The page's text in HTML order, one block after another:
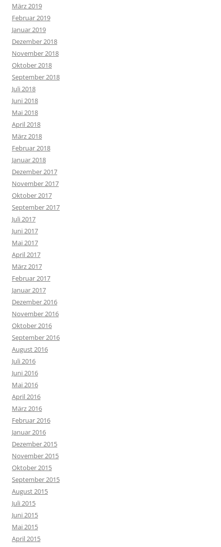
März 2019
Februar 2019
Januar 2019
Dezember 2018
November 2018
Oktober 2018
September 2018
Juli 2018
Juni 2018
Mai 2018
April 2018
März 2018
Februar 2018
Januar 2018
Dezember 2017
November 2017
Oktober 2017
September 2017
Juli 2017
Juni 2017
Mai 2017
April 2017
März 2017
Februar 2017
Januar 2017
Dezember 2016
November 2016
Oktober 2016
September 2016
August 2016
Juli 2016
Juni 2016
Mai 2016
April 2016
März 2016
Februar 2016
Januar 2016
Dezember 2015
November 2015
Oktober 2015
September 2015
August 2015
Juli 2015
Juni 2015
Mai 2015
April 2015